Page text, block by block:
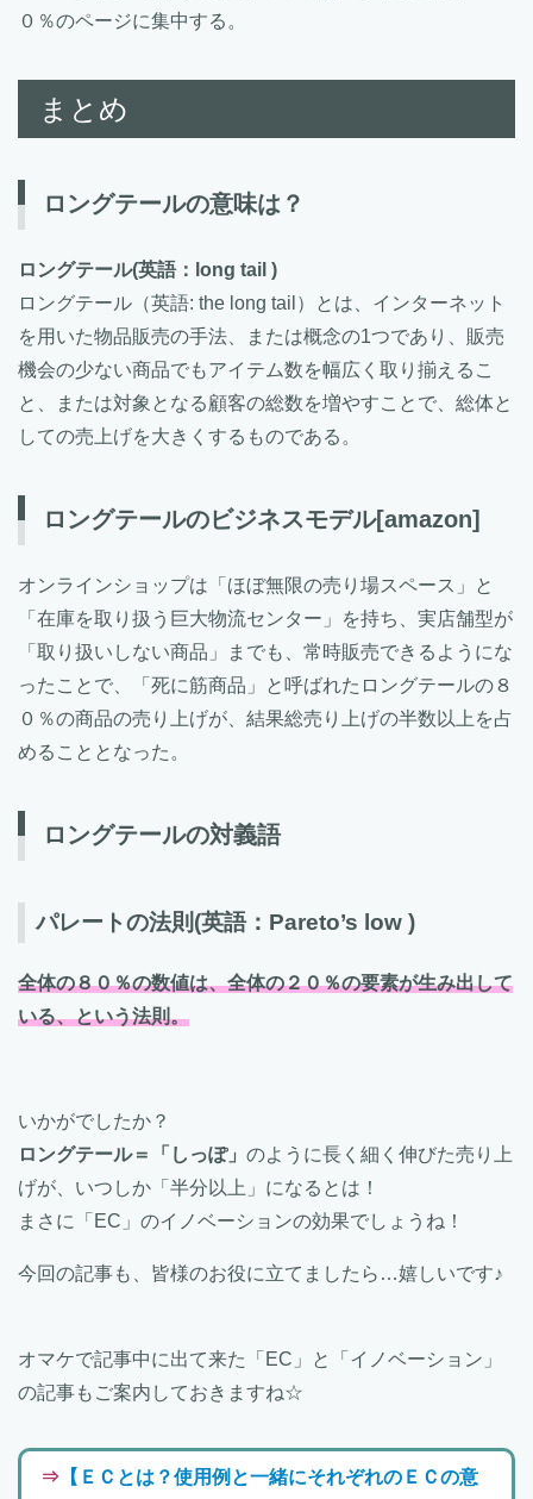
０％のページに集中する。
まとめ
ロングテールの意味は？
ロングテール(英語：long tail )
ロングテール（英語: the long tail）とは、インターネット
を用いた物品販売の手法、または概念の1つであり、販売
機会の少ない商品でもアイテム数を幅広く取り揃えるこ
と、または対象となる顧客の総数を増やすことで、総体と
しての売上げを大きくするものである。
ロングテールのビジネスモデル[amazon]
オンラインショップは「ほぼ無限の売り場スペース」と
「在庫を取り扱う巨大物流センター」を持ち、実店舗型が
「取り扱いしない商品」までも、常時販売できるようにな
ったことで、「死に筋商品」と呼ばれたロングテールの８
０％の商品の売り上げが、結果総売り上げの半数以上を占
めることとなった。
ロングテールの対義語
パレートの法則 (英語：Pareto’s low )
全体の８０％の数値は、全体の２０％の要素が生み出して
いる、という法則。
いかがでしたか？
ロングテール＝「しっぽ」 のように長く細く伸びた売り上
げが、いつしか「半分以上」になるとは！
まさに「EC」のイノベーションの効果でしょうね！
今回の記事も、皆様のお役に立てましたら…嬉しいです♪
オマケで記事中に出て来た「EC」と「イノベーション」
の記事もご案内しておきますね☆
⇒ 【ＥＣとは？使用例と一緒にそれぞれのＥＣの意